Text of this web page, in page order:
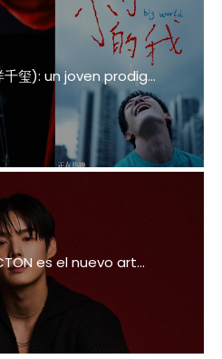
玺): un joven prodig...
es el nuevo art...